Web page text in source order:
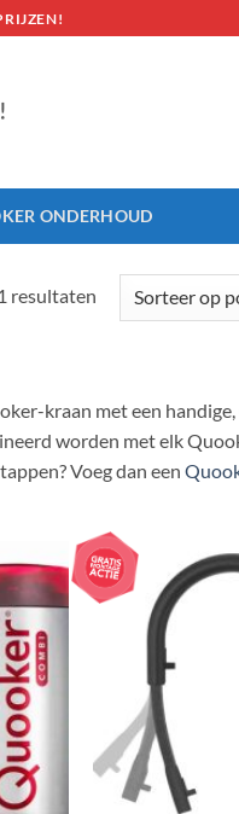
ONDERHOUD
resultatenGesorteerd
kraan met een
worden met elk
Voeg dan een